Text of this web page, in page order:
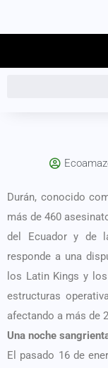
Durán, conocido
más de 460
del Ecuador y de
responde a una
los Latin Kings y
estructuras
afectando a más de
Una noche
El pasado 16 de